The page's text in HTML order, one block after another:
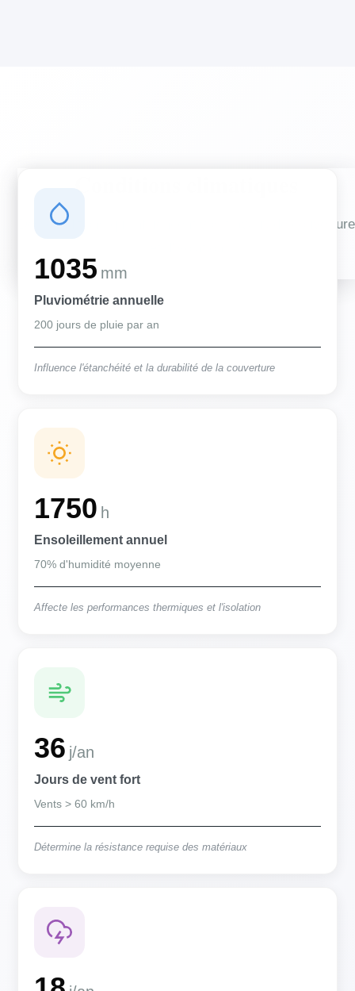
Des conditions qui influencent vos travaux de couverture
1035 mm
Pluviométrie annuelle
200 jours de pluie par an
Influence l'étanchéité et la durabilité de la couverture
1750 h
Ensoleillement annuel
70% d'humidité moyenne
Affecte les performances thermiques et l'isolation
36 j/an
Jours de vent fort
Vents > 60 km/h
Détermine la résistance requise des matériaux